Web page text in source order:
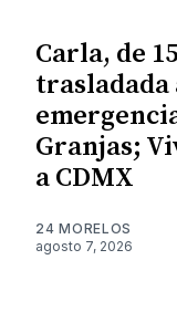
Carla, de
trasladada
Granjas;
a CDMX
24 MORELOS
agosto 7, 2026